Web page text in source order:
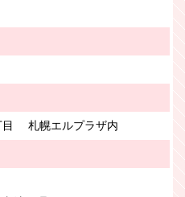
目 札幌エルプラザ内